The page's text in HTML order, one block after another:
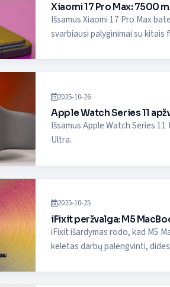
Xiaomi 17 Pro Max: 7500
Išsamus Xiaomi 17 Pro Max
svarbiausi palyginimai su kitais
2025-10-26
Apple Watch Series 11
Išsamus Apple Watch Series
Ultra.
2025-10-25
iFixit peržvalga: M5
iFixit išardymas rodo, kad M5
keletas darbų palengvinti,